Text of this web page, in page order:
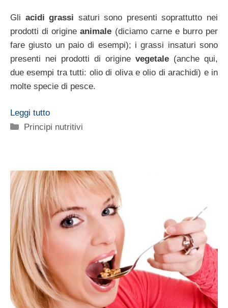
Gli acidi grassi saturi sono presenti soprattutto nei
prodotti di origineanimale (diciamo carne e burro per
fare giusto un paio di esempi); i grassi insaturi sono
presenti nei prodotti di origine vegetale (anche qui,
due esempi tra tutti: olio di oliva e olio di arachidi) e in
molte specie di pesce.
Leggi tutto
Categorie
Principi nutritivi